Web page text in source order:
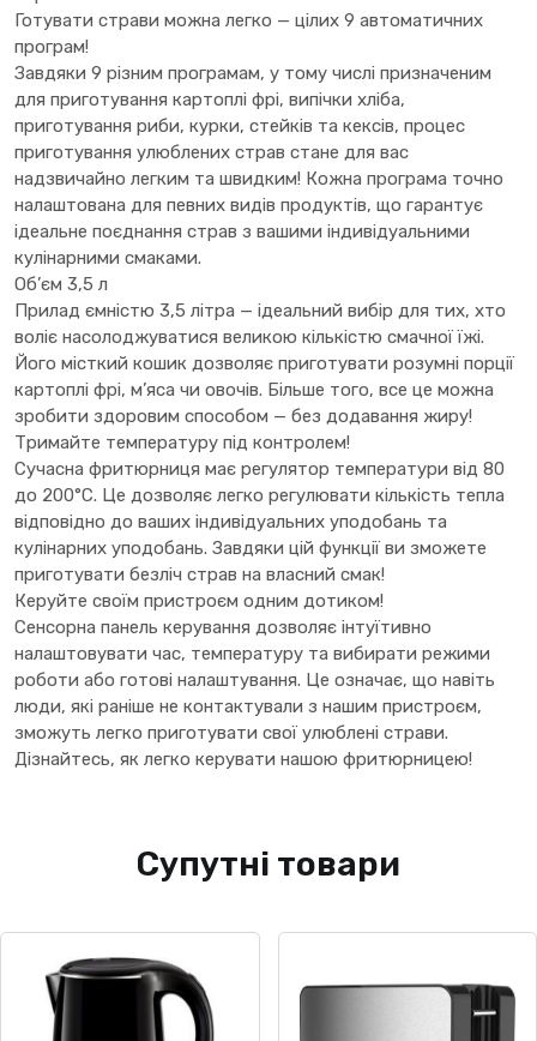
Готувати страви можна легко — цілих 9 автоматичних
програм!
Завдяки 9 різним програмам, у тому числі призначеним
для приготування картоплі фрі, випічки хліба,
приготування риби, курки, стейків та кексів, процес
приготування улюблених страв стане для вас
надзвичайно легким та швидким! Кожна програма точно
налаштована для певних видів продуктів, що гарантує
ідеальне поєднання страв з вашими індивідуальними
кулінарними смаками.
Об’єм 3,5 л
Прилад ємністю 3,5 літра — ідеальний вибір для тих, хто
воліє насолоджуватися великою кількістю смачної їжі.
Його місткий кошик дозволяє приготувати розумні порції
картоплі фрі, м’яса чи овочів. Більше того, все це можна
зробити здоровим способом — без додавання жиру!
Тримайте температуру під контролем!
Сучасна фритюрниця має регулятор температури від 80
до 200°C. Це дозволяє легко регулювати кількість тепла
відповідно до ваших індивідуальних уподобань та
кулінарних уподобань. Завдяки цій функції ви зможете
приготувати безліч страв на власний смак!
Керуйте своїм пристроєм одним дотиком!
Сенсорна панель керування дозволяє інтуїтивно
налаштовувати час, температуру та вибирати режими
роботи або готові налаштування. Це означає, що навіть
люди, які раніше не контактували з нашим пристроєм,
зможуть легко приготувати свої улюблені страви.
Дізнайтесь, як легко керувати нашою фритюрницею!
Супутні товари